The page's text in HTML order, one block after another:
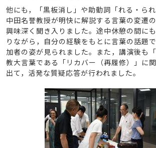
他にも，「黒板消し」や助動詞「れる・られ
中田名誉教授が明快に解説する言葉の変遷
興味深く聞き入りました。途中休憩の間に
りながら，自分の経験をもとに言葉の話題
加者の姿が見られました。また，講演後も
教大言葉である「リカバー（再履修）」に
出て，活発な質疑応答が行われました。